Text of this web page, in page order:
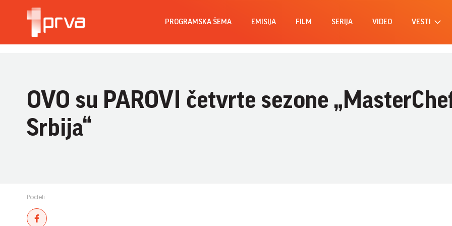
PROGRAMSKA ŠEMA EMISIJA FILM SERIJA VIDEO VESTI
OVO su PAROVI četvrte sezone
Srbija“
Podeli: